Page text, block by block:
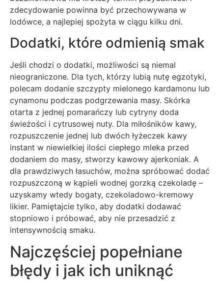
zdecydowanie powinna być przechowywana w
lodówce, a najlepiej spożyta w ciągu kilku dni.
Dodatki, które odmienią smak
Jeśli chodzi o dodatki, możliwości są niemal
nieograniczone. Dla tych, którzy lubią nutę egzotyki,
polecam dodanie szczypty mielonego kardamonu lub
cynamonu podczas podgrzewania masy. Skórka
otarta z jednej pomarańczy lub cytryny doda
świeżości i cytrusowej nuty. Dla miłośników kawy,
rozpuszczenie jednej lub dwóch łyżeczek kawy
instant w niewielkiej ilości ciepłego mleka przed
dodaniem do masy, stworzy kawowy ajerkoniak. A
dla prawdziwych łasuchów, można spróbować dodać
rozpuszczoną w kąpieli wodnej gorzką czekoladę –
uzyskamy wtedy bogaty, czekoladowo-kremowy
likier. Pamiętajcie tylko, aby dodatki dodawać
stopniowo i próbować, aby nie przesadzić z
intensywnością smaku.
Najczęściej popełniane
błędy i jak ich uniknąć